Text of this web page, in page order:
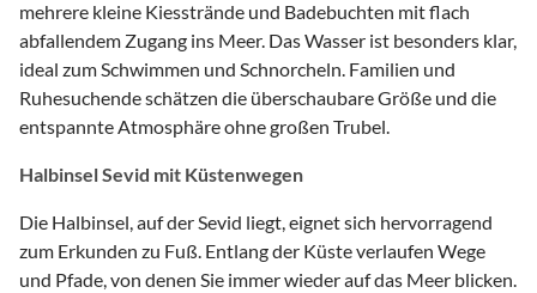
mehrere kleine Kiesstrände und Badebuchten mit flach
abfallendem Zugang ins Meer. Das Wasser ist besonders klar,
ideal zum Schwimmen und Schnorcheln. Familien und
Ruhesuchende schätzen die überschaubare Größe und die
entspannte Atmosphäre ohne großen Trubel.
Halbinsel Sevid mit Küstenwegen
Die Halbinsel, auf der Sevid liegt, eignet sich hervorragend
zum Erkunden zu Fuß. Entlang der Küste verlaufen Wege
und Pfade, von denen Sie immer wieder auf das Meer blicken.